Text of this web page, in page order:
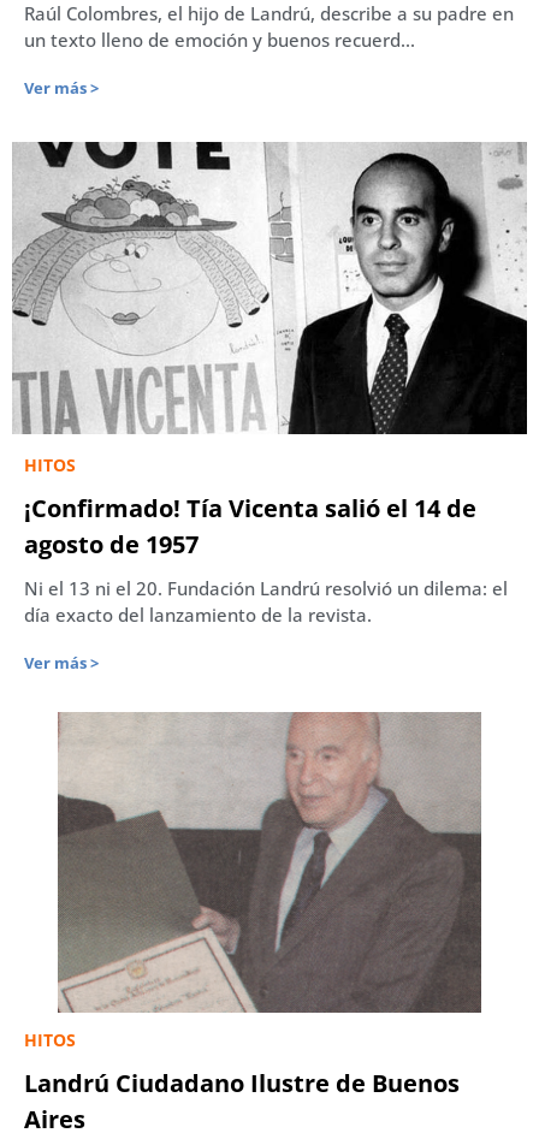
Raúl Colombres, el hijo de Landrú, describe a su padre en
un texto lleno de emoción y buenos recuerd...
Ver más >
HITOS
¡Confirmado! Tía Vicenta salió el 14 de
agosto de 1957
Ni el 13 ni el 20. Fundación Landrú resolvió un dilema: el
día exacto del lanzamiento de la revista.
Ver más >
HITOS
Landrú Ciudadano Ilustre de Buenos
Aires